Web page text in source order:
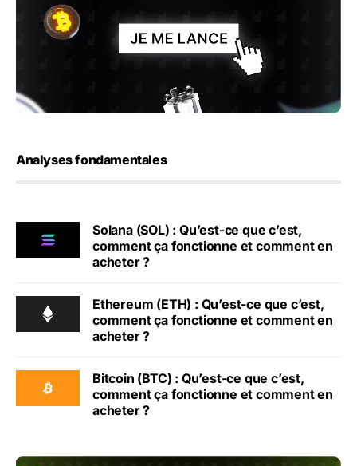
Analyses fondamentales
Solana (SOL) : Qu’est-ce que c’est,
comment ça fonctionne et comment en
acheter ?
Ethereum (ETH) : Qu’est-ce que c’est,
comment ça fonctionne et comment en
acheter ?
Bitcoin (BTC) : Qu’est-ce que c’est,
comment ça fonctionne et comment en
acheter ?